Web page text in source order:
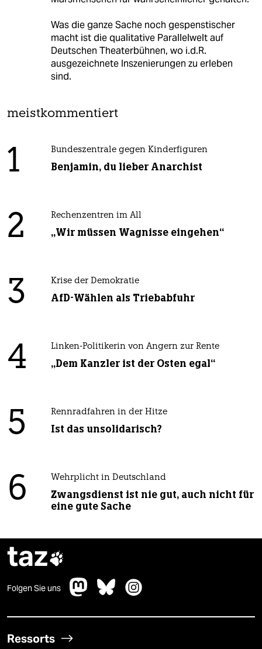
Was die ganze Sache noch gespenstischer
macht ist die qualitative Parallelwelt auf
Deutschen Theaterbühnen, wo i.d.R.
ausgezeichnete Inszenierungen zu erleben
sind.
meistkommentiert
1 Bundeszentrale gegen Kinderfiguren
Benjamin, du lieber Anarchist
2 Rechenzentren im All
„Wir müssen Wagnisse eingehen“
3 Krise der Demokratie
AfD-Wählen als Triebabfuhr
4 Linken-Politikerin von Angern zur Rente
„Dem Kanzler ist der Osten egal“
5 Rennradfahren in der Hitze
Ist das unsolidarisch?
6 Wehrplicht in Deutschland
Zwangsdienst ist nie gut, auch nicht für
eine gute Sache
taz
Folgen Sie uns
Ressorts